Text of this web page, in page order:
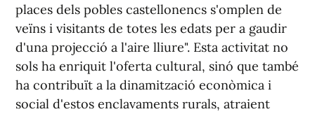
places dels pobles castellonencs s'omplen de
veïns i visitants de totes les edats per a gaudir
d'una projecció a l'aire lliure". Esta activitat no
sols ha enriquit l'oferta cultural, sinó que també
ha contribuït a la dinamització econòmica i
social d'estos enclavaments rurals, atraient